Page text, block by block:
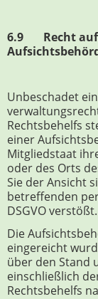
6.9 Recht auf
Unbeschadet
Rechtsbehelfs
einer
Mitgliedstaat
oder des Orts
Sie der Ansicht
betreffenden
DSGVO verstößt.
Die
eingereicht
über den Stand
einschließlich
Rechtsbehelfs